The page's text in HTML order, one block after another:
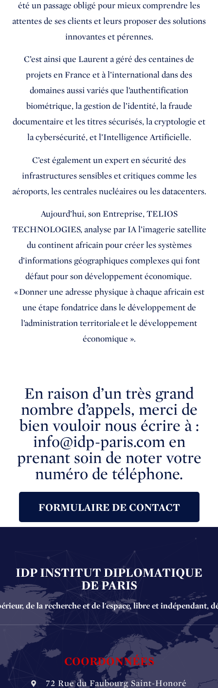
été un passage obligé pour mieux comprendre les
attentes de ses clients et leurs proposer des solutions
innovantes et pérennes.
C’est ainsi que Laurent a géré des centaines de
projets en France et à l’international dans des
domaines aussi variés que l’authentification
biométrique, la gestion de l’identité, la fraude
documentaire et les titres sécurisés, la cryptologie et
la cybersécurité, et l’Intelligence Artificielle.
C’est également un expert en sécurité des
infrastructures sensibles et critiques comme les
aéroports, les centrales nucléaires ou les datacenters.
Aujourd’hui, son Entreprise, TELIOS
TECHNOLOGIES, analyse par IA l’imagerie satellite
du continent africain pour créer les systèmes
d’informations géographiques complexes qui font
défaut pour son développement économique.
« Donner une adresse physique à chaque africain est
une étape fondatrice dans le développement de
l’administration territoriale et le développement
économique ».
En raison d’un très grand
nombre d’appels, merci de
bien vouloir nous écrire à :
info@idp-paris.com en
prenant soin de noter votre
numéro de téléphone.
FORMULAIRE DE CONTACT
IDP INSTITUT DIPLOMATIQUE
DE PARIS
de la recherche et de l'espace, libre et indépendant,
COORDONNÉES
72 Rue du Faubourg Saint-Honoré